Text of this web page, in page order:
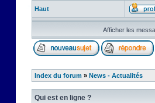
Haut
Afficher les
Index du forum » News - Actualités
Qui est en ligne ?